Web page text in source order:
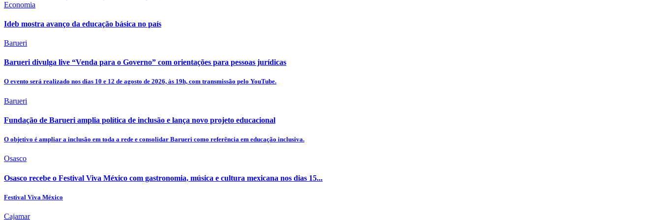
Economia
Ideb mostra avanço da educação básica no país
Barueri
Barueri divulga live “Venda para o Governo” com orientações para pessoas jurídicas
O evento será realizado nos dias 10 e 12 de agosto de 2026, às 19h, com transmissão pelo YouTube.
Barueri
Fundação de Barueri amplia política de inclusão e lança novo projeto educacional
O objetivo é ampliar a inclusão em toda a rede e consolidar Barueri como referência em educação inclusiva.
Osasco
Osasco recebe o Festival Viva México com gastronomia, música e cultura mexicana nos dias 15...
Festival Viva México
Cajamar